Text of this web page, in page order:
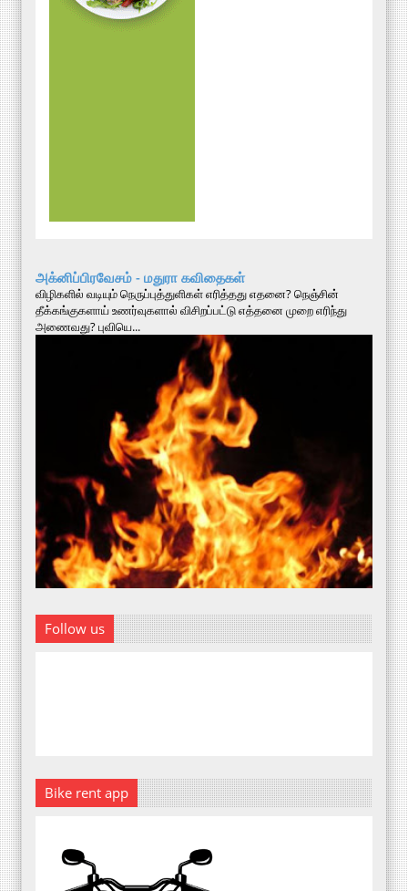
அக்னிப்பிரவேசம் - மதுரா கவிதைகள்
விழிகளில் வடியும் நெருப்புத்துளிகள் எரித்தது எதனை? நெஞ்சின்
தீக்கங்குகளாய் உணர்வுகளால் விசிறப்பட்டு எத்தனை முறை எரிந்து
அணைவது? புவியெ...
Follow us
Bike rent app